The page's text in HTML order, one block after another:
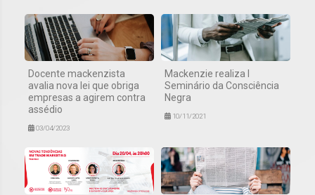
Docente mackenzista
avalia nova lei que obriga
empresas a agirem contra
assédio
03/04/2023
Mackenzie realiza I
Seminário da Consciência
Negra
10/11/2021